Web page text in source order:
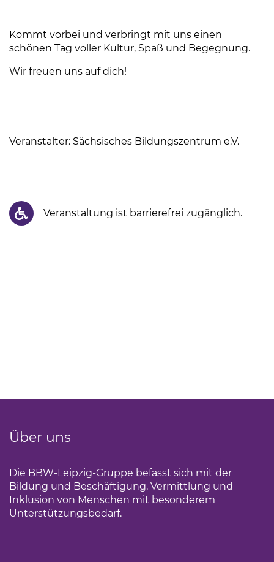
Kommt vorbei und verbringt mit uns einen
schönen Tag voller Kultur, Spaß und Begegnung.
Wir freuen uns auf dich!
Veranstalter: Sächsisches Bildungszentrum e.V.
Veranstaltung ist barrierefrei zugänglich.
Über uns
Die BBW-Leipzig-Gruppe befasst sich mit der
Bildung und Beschäftigung, Vermittlung und
Inklusion von Menschen mit besonderem
Unterstützungsbedarf.